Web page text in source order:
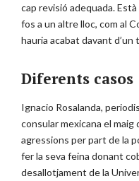
cap revisió adequada.
fos a un altre lloc, com al
hauria acabat davant d’un
Diferents casos
Ignacio Rosalanda,
consular mexicana el
agressions per part de la
fer la seva feina donant
desallotjament de la